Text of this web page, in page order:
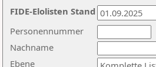
Nachname
Ebene
Personennummer
FIDE-Elolisten Stand